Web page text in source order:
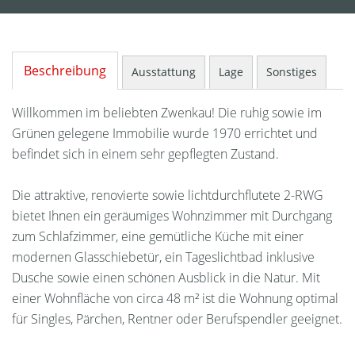
Beschreibung Ausstattung Lage Sonstiges
Willkommen im beliebten Zwenkau! Die ruhig sowie im
Grünen gelegene Immobilie wurde 1970 errichtet und
befindet sich in einem sehr gepflegten Zustand.
Die attraktive, renovierte sowie lichtdurchflutete 2-RWG
bietet Ihnen ein geräumiges Wohnzimmer mit Durchgang
zum Schlafzimmer, eine gemütliche Küche mit einer
modernen Glasschiebetür, ein Tageslichtbad inklusive
Dusche sowie einen schönen Ausblick in die Natur. Mit
einer Wohnfläche von circa 48 m² ist die Wohnung optimal
für Singles, Pärchen, Rentner oder Berufspendler geeignet.